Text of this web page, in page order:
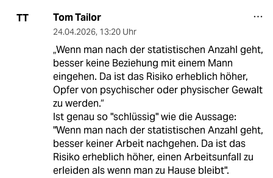
TT Tom Tailor
24.04.2026, 13:20 Uhr
„Wenn man nach der statistischen Anzahl geht,
besser keine Beziehung mit einem Mann
eingehen. Da ist das Risiko erheblich höher,
Opfer von psychischer oder physischer Gewalt
zu werden.“
Ist genau so "schlüssig" wie die Aussage:
"Wenn man nach der statistischen Anzahl geht,
besser keiner Arbeit nachgehen. Da ist das
Risiko erheblich höher, einen Arbeitsunfall zu
erleiden als wenn man zu Hause bleibt".